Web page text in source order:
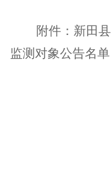
附件： 新田县
监测对象公告名单